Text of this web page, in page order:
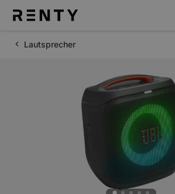
Lautsprecher